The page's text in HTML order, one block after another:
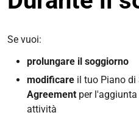
Se vuoi:
prolungare il soggiorno
modificare il tuo Piano di
Agreement per
attività